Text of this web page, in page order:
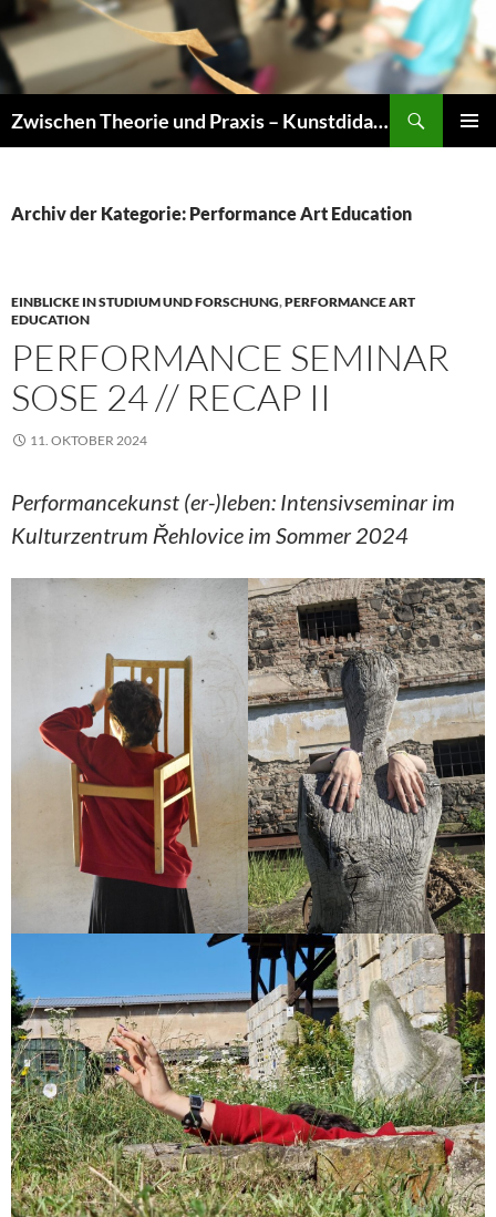
Zum
Inhalt
springen
Zwischen Theorie und Praxis – Kunstdidaktik an der TU Dresden
Archiv der Kategorie: Performance Art Education
EINBLICKE IN STUDIUM UND FORSCHUNG,PERFORMANCE ART
EDUCATION
PERFORMANCE SEMINAR
SOSE 24 // RECAP II
11. OKTOBER 2024
Performancekunst (er-)leben: Intensivseminar im
Kulturzentrum Řehlovice im Sommer 2024